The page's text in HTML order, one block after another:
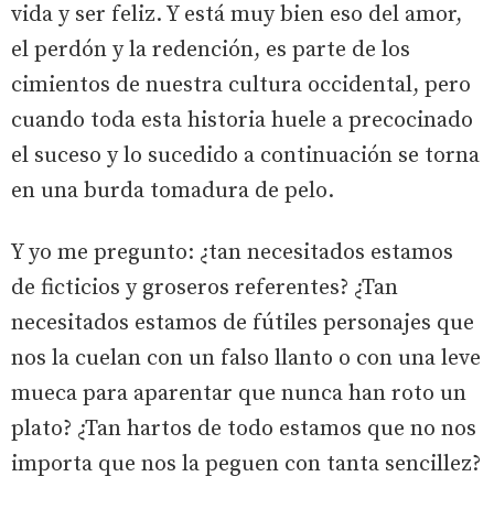
vida y ser feliz. Y está muy bien eso del amor,
el perdón y la redención, es parte de los
cimientos de nuestra cultura occidental, pero
cuando toda esta historia huele a precocinado
el suceso y lo sucedido a continuación se torna
en una burda tomadura de pelo.
Y yo me pregunto: ¿tan necesitados estamos
de ficticios y groseros referentes? ¿Tan
necesitados estamos de fútiles personajes que
nos la cuelan con un falso llanto o con una leve
mueca para aparentar que nunca han roto un
plato? ¿Tan hartos de todo estamos que no nos
importa que nos la peguen con tanta sencillez?